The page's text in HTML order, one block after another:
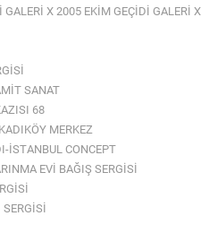
X 2005 EKİM GEÇİDİ GALERİ X
SANAT
68
MERKEZ
İSTANBUL CONCEPT
EVİ BAĞIŞ SERGİSİ